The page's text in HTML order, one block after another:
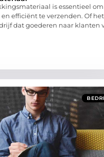
is essentieel om
efficiënt te verzenden. Of
dat goederen naar klanten